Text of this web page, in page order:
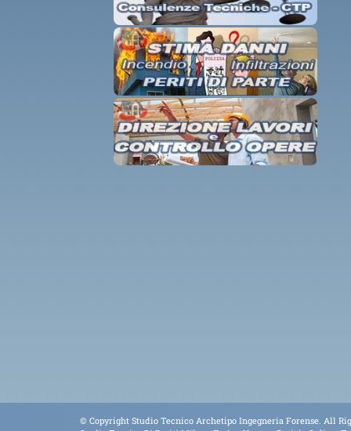
© Copyright Studio Tecnico Archetipo Ingegneria Forense. All